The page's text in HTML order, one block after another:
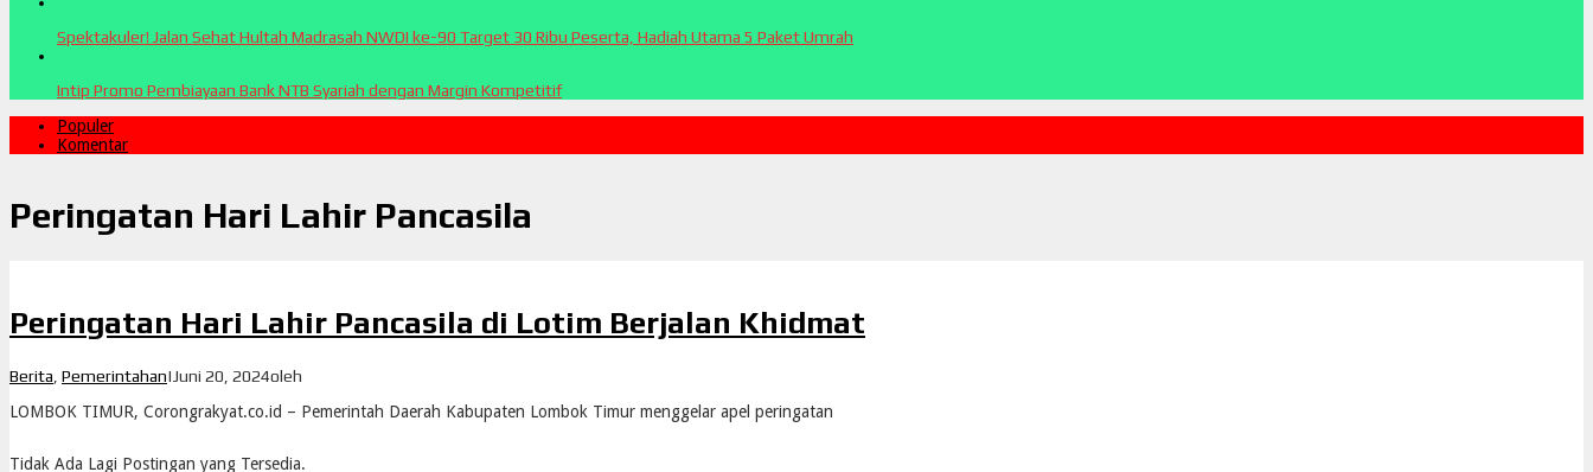
Spektakuler! Jalan Sehat Hultah Madrasah NWDI ke-90 Target 30 Ribu Peserta, Hadiah Utama 5 Paket Umrah
Intip Promo Pembiayaan Bank NTB Syariah dengan Margin Kompetitif
Populer
Komentar
Peringatan Hari Lahir Pancasila
Peringatan Hari Lahir Pancasila di Lotim Berjalan Khidmat
Berita Pemerintahan| Juni 20, 2024oleh
LOMBOK TIMUR, Corongrakyat.co.id – Pemerintah Daerah Kabupaten Lombok Timur menggelar apel peringatan
Tidak Ada Lagi Postingan yang Tersedia.